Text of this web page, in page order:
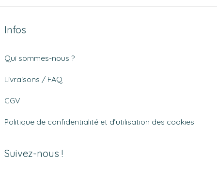
Infos
Qui sommes-nous ?
Livraisons / FAQ
CGV
Politique de confidentialité et d’utilisation des cookies
Suivez-nous !